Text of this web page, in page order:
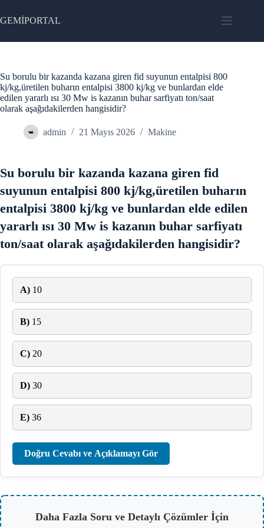
to
content
GEMİPORTAL
Su borulu bir kazanda kazana giren fid suyunun entalpisi 800
kj/kg,üretilen buharın entalpisi 3800 kj/kg ve bunlardan elde
edilen yararlı ısı 30 Mw is kazanın buhar sarfiyatı ton/saat
olarak aşağıdakilerden hangisidir?
admin 21 Mayıs 2026 Makine
Su borulu bir kazanda kazana giren fid
suyunun entalpisi 800 kj/kg,üretilen buharın
entalpisi 3800 kj/kg ve bunlardan elde edilen
yararlı ısı 30 Mw is kazanın buhar sarfiyatı
ton/saat olarak aşağıdakilerden hangisidir?
A) 10
B) 15
C) 20
D) 30
E) 36
Doğru Cevabı ve Açıklamayı Gör
Daha Fazla Soru ve Detaylı Çözümler İçin